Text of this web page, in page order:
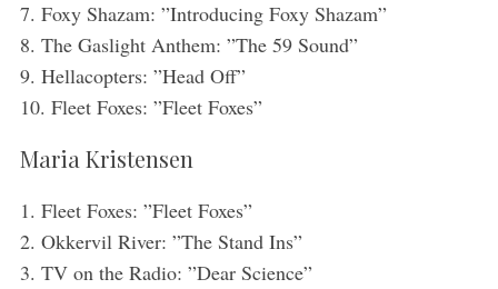
7. Foxy Shazam: ”Introducing Foxy Shazam”
8. The Gaslight Anthem: ”The 59 Sound”
9. Hellacopters: ”Head Off”
10. Fleet Foxes: ”Fleet Foxes”
Maria Kristensen
1. Fleet Foxes: ”Fleet Foxes”
2. Okkervil River: ”The Stand Ins”
3. TV on the Radio: ”Dear Science”